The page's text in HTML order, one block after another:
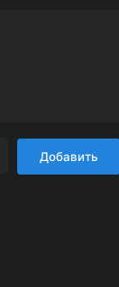
Добавить